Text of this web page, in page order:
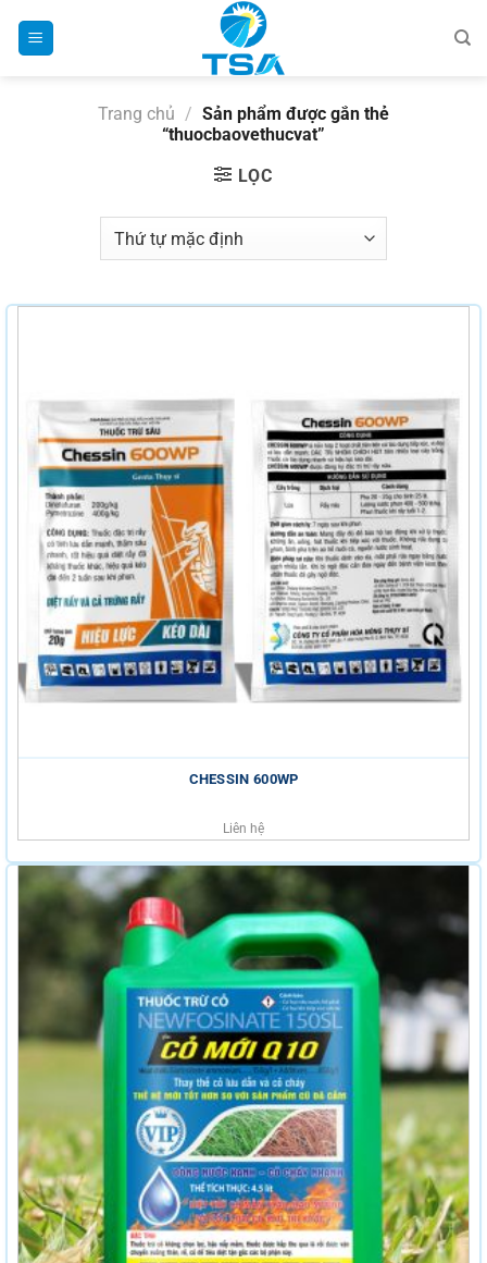
Trang chủ / Sản phẩm được gắn thẻ
“thuocbaovethucvat”
LỌC
CHESSIN 600WP
Liên hệ